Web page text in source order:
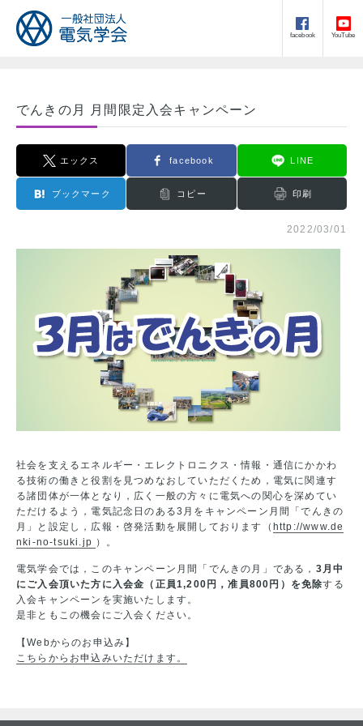
facebook YouTube
でんきの月 月間限定入会キャンペーン
エックス facebook LINE
ブックマーク コピー 印刷
2022/03/01
社会を支えるエネルギー・エレクトロニクス・情報・通信にかかわ
る技術の働きと役割を見つめなおしていただくため，電気に関連す
る諸団体が一体となり，広く一般の方々に電気への関心を深めてい
ただけるよう，電気記念日のある3月をキャンペーン月間「でんきの
月」と設定し，広報・啓発活動を展開しております（ http://www.de
nki-no-tsuki.jp ）。
電気学会では，このキャンペーン月間「でんきの月」である， 3月中
にご入会頂いた方に入会金（正員1,200円，准員800円）を免除する
入会キャンペーンを実施いたします。
是非ともこの機会にご入会ください。
【Webからのお申込み】
こちらからお申込みいただけます。